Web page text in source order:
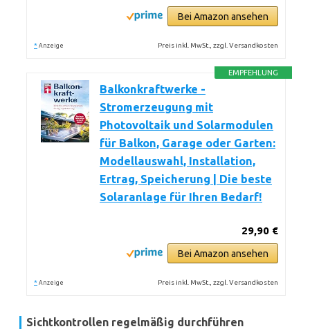
Bei Amazon ansehen
* Anzeige Preis inkl. MwSt., zzgl. Versandkosten
EMPFEHLUNG
Balkonkraftwerke -
Stromerzeugung mit
Photovoltaik und Solarmodulen
für Balkon, Garage oder Garten:
Modellauswahl, Installation,
Ertrag, Speicherung | Die beste
Solaranlage für Ihren Bedarf!
29,90 €
Bei Amazon ansehen
* Anzeige Preis inkl. MwSt., zzgl. Versandkosten
Sichtkontrollen regelmäßig durchführen